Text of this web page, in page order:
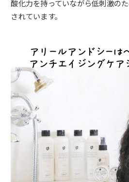
酸化力を持っていながら低刺激の
されています。